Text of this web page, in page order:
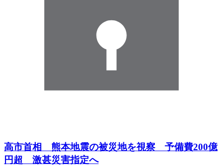
高市首相 熊本地震の被災地を視察 予備費200億
円超 激甚災害指定へ